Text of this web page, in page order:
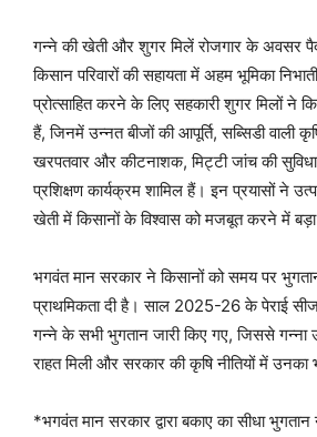
गन्ने की खेती और शुगर मिलें रोजगार के अवसर
किसान परिवारों की सहायता में अहम भूमिका
प्रोत्साहित करने के लिए सहकारी शुगर मिलों ने
हैं, जिनमें उन्नत बीजों की आपूर्ति, सब्सिडी वाली
खरपतवार और कीटनाशक, मिट्टी जांच की
प्रशिक्षण कार्यक्रम शामिल हैं। इन प्रयासों ने
खेती में किसानों के विश्वास को मजबूत करने में बड़ा
भगवंत मान सरकार ने किसानों को समय पर
प्राथमिकता दी है। साल 2025-26 के पेराई
गन्ने के सभी भुगतान जारी किए गए, जिससे गन्ना
राहत मिली और सरकार की कृषि नीतियों में
*भगवंत मान सरकार द्वारा बकाए का सीधा